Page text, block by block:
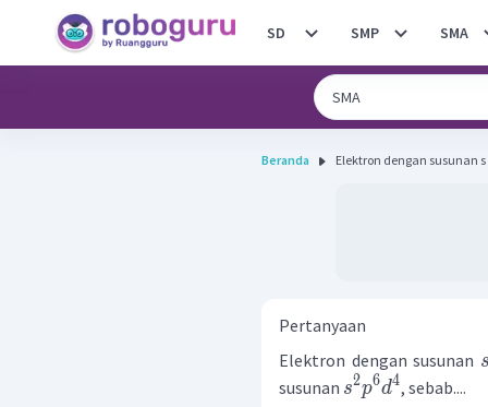
SD SMP SMA
Beranda Elektron dengan susunan s
Pertanyaan
Elektron dengan susunan s
susunan s2p6d4, sebab....